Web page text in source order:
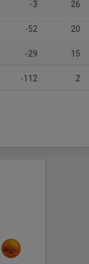
-3 26
-52 20
-29 15
-112 2